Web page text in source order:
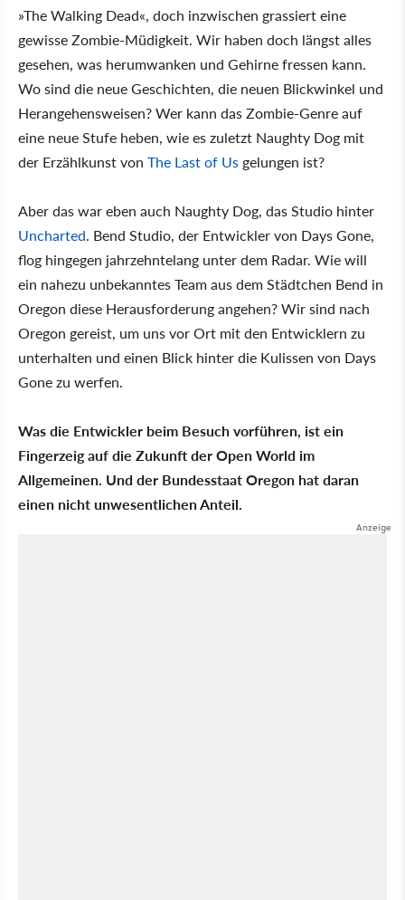
»The Walking Dead«, doch inzwischen grassiert eine
gewisse Zombie-Müdigkeit. Wir haben doch längst alles
gesehen, was herumwanken und Gehirne fressen kann.
Wo sind die neue Geschichten, die neuen Blickwinkel und
Herangehensweisen? Wer kann das Zombie-Genre auf
eine neue Stufe heben, wie es zuletzt Naughty Dog mit
der Erzählkunst von The Last of Us gelungen ist?
Aber das war eben auch Naughty Dog, das Studio hinter
Uncharted. Bend Studio, der Entwickler von Days Gone,
flog hingegen jahrzehntelang unter dem Radar. Wie will
ein nahezu unbekanntes Team aus dem Städtchen Bend in
Oregon diese Herausforderung angehen? Wir sind nach
Oregon gereist, um uns vor Ort mit den Entwicklern zu
unterhalten und einen Blick hinter die Kulissen von Days
Gone zu werfen.
Was die Entwickler beim Besuch vorführen, ist ein
Fingerzeig auf die Zukunft der Open World im
Allgemeinen. Und der Bundesstaat Oregon hat daran
einen nicht unwesentlichen Anteil.